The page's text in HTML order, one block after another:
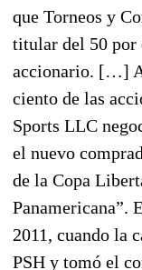
que Torneos y
titular del 50 por
accionario. […]
ciento de las
Sports LLC
el nuevo
de la Copa
Panamericana”.
2011, cuando la
PSH y tomó el